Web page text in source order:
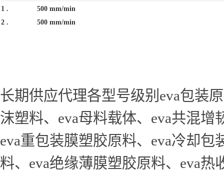
1 .
500 mm/min
2 .
500 mm/min
长期供应代理各型号级别eva包装
沫塑料、eva母料载体、eva共混
eva重包装膜塑胶原料、eva冷却
料、eva绝缘薄膜塑胶原料、eva